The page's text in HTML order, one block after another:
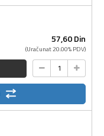
57,60Din
(Uračunat 20.00% PDV)